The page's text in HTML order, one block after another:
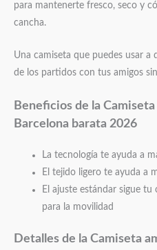
para mantenerte fresco, seco y
cancha.
Una camiseta que puedes usar
de los partidos con tus amigos
Beneficios de la
Barcelona barata 2026
La tecnología te ayuda a
El tejido ligero te ayuda a
El ajuste estándar sigue tu
para la movilidad
Detalles de la Camiseta